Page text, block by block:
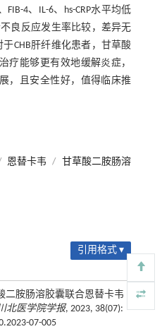
FIB-4、IL-6、hs-CRP水平均低
良反应发生率比较，差异无
CHB肝纤维化患者，甘草酸
疗能够更有效地缓解炎症，
，且安全性好，值得临床推
恩替卡韦 / 甘草酸二胺肠溶
引用格式 ▾
二胺肠溶胶囊联合恩替卡韦
北医学院学报, 2023, 38(07):
07-005